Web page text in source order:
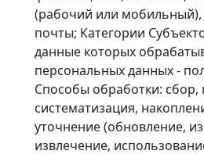
(рабочий или мобильный),
почты; Категории
данные которых
персональных данных -
Способы обработки: сбор,
систематизация,
уточнение (обновление,
извлечение,